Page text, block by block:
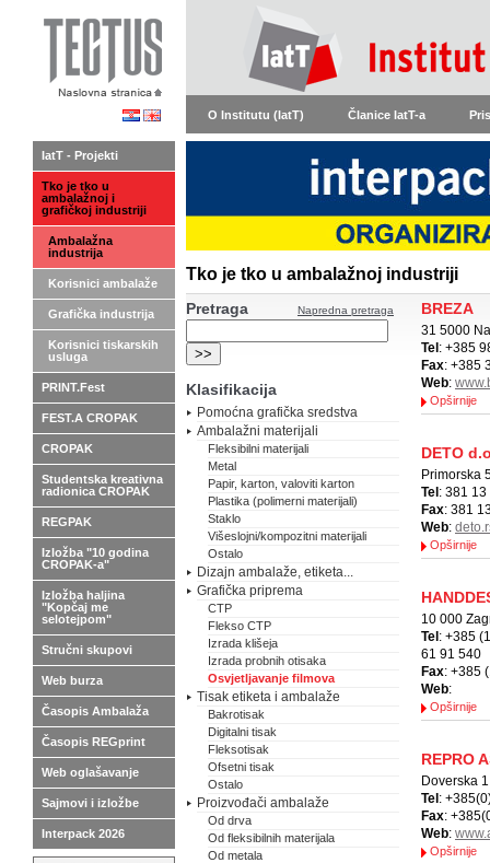
O Institutu (IatT) Članice IatT-a
Tko je tko u ambalažnoj industriji
Napredna pretraga
Pretraga
Klasifikacija
Pomoćna grafička sredstva
Ambalažni materijali
Fleksibilni materijali
Metal
Papir, karton, valoviti karton
Plastika (polimerni materijali)
Staklo
Višeslojni/kompozitni materijali
Ostalo
Dizajn ambalaže, etiketa...
Grafička priprema
CTP
Flekso CTP
Izrada klišeja
Izrada probnih otisaka
Osvjetljavanje filmova
Tisak etiketa i ambalaže
Bakrotisak
Digitalni tisak
Fleksotisak
Ofsetni tisak
Ostalo
Proizvođači ambalaže
Od drva
Od fleksibilnih materijala
Od metala
BREZA
31 5000
Tel : +385
Fax: +385
Web:
Opširnije
DETO
Primorska
Tel : 381
Fax: 381
Web:
Opširnije
10 000
Tel : +385
61 91 540
Fax: +385
Web:
Opširnije
REPRO
Doverska 1
Tel :
Fax:
Web:
Opširnije
IatT - Projekti
Tko je tko u
ambalažnoj i
grafičkoj industriji
Ambalažna
industrija
Korisnici ambalaže
Grafička industrija
Korisnici tiskarskih
usluga
PRINT.Fest
FEST.A CROPAK
CROPAK
Studentska kreativna
radionica CROPAK
REGPAK
Izložba "10 godina
CROPAK-a"
Izložba haljina
"Kopčaj me
selotejpom"
Stručni skupovi
Web burza
Časopis Ambalaža
Časopis REGprint
Web oglašavanje
Sajmovi i izložbe
Interpack 2026